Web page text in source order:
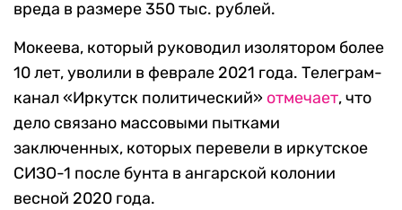
вреда в размере 350 тыс. рублей.
Мокеева, который руководил изолятором более
10 лет, уволили в феврале 2021 года. Телеграм-
канал «Иркутск политический» отмечает, что
дело связано массовыми пытками
заключенных, которых перевели в иркутское
СИЗО-1 после бунта в ангарской колонии
весной 2020 года.